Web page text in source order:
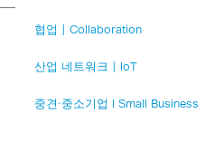
협업 | Collaboration
산업 네트워크 | IoT
중견·중소기업 l Small Business